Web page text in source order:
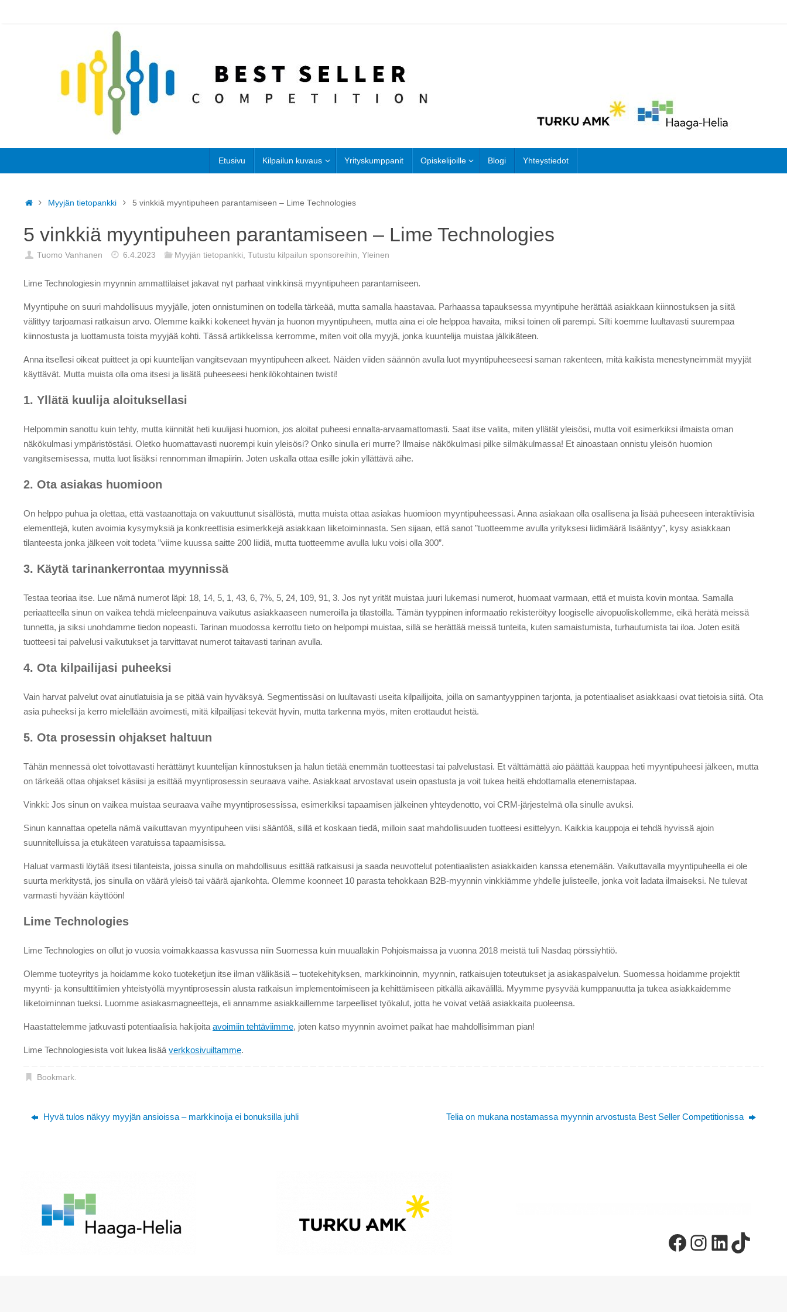
Etusivu Kilpailun kuvaus Yrityskumppanit Opiskelijoille Blogi Yhteystiedot
HomeMyyjän tietopankki 5 vinkkiä myyntipuheen parantamiseen – Lime Technologies
5 vinkkiä myyntipuheen parantamiseen – Lime Technologies
Tuomo Vanhanen 6.4.2023 Myyjän tietopankki, Tutustu kilpailun sponsoreihin, Yleinen
Lime Technologiesin myynnin ammattilaiset jakavat nyt parhaat vinkkinsä myyntipuheen parantamiseen.
Myyntipuhe on suuri mahdollisuus myyjälle, joten onnistuminen on todella tärkeää, mutta samalla haastavaa. Parhaassa tapauksessa myyntipuhe herättää asiakkaan kiinnostuksen ja siitä
välittyy tarjoamasi ratkaisun arvo. Olemme kaikki kokeneet hyvän ja huonon myyntipuheen, mutta aina ei ole helppoa havaita, miksi toinen oli parempi. Silti koemme luultavasti suurempaa
kiinnostusta ja luottamusta toista myyjää kohti. Tässä artikkelissa kerromme, miten voit olla myyjä, jonka kuuntelija muistaa jälkikäteen.
Anna itsellesi oikeat puitteet ja opi kuuntelijan vangitsevaan myyntipuheen alkeet. Näiden viiden säännön avulla luot myyntipuheeseesi saman rakenteen, mitä kaikista menestyneimmät myyjät
käyttävät. Mutta muista olla oma itsesi ja lisätä puheeseesi henkilökohtainen twisti!
1. Yllätä kuulija aloituksellasi
Helpommin sanottu kuin tehty, mutta kiinnität heti kuulijasi huomion, jos aloitat puheesi ennalta-arvaamattomasti. Saat itse valita, miten yllätät yleisösi, mutta voit esimerkiksi ilmaista oman
näkökulmasi ympäristöstäsi. Oletko huomattavasti nuorempi kuin yleisösi? Onko sinulla eri murre? Ilmaise näkökulmasi pilke silmäkulmassa! Et ainoastaan onnistu yleisön huomion
vangitsemisessa, mutta luot lisäksi rennomman ilmapiirin. Joten uskalla ottaa esille jokin yllättävä aihe.
2. Ota asiakas huomioon
On helppo puhua ja olettaa, että vastaanottaja on vakuuttunut sisällöstä, mutta muista ottaa asiakas huomioon myyntipuheessasi. Anna asiakaan olla osallisena ja lisää puheeseen interaktiivisia
elementtejä, kuten avoimia kysymyksiä ja konkreettisia esimerkkejä asiakkaan liiketoiminnasta. Sen sijaan, että sanot ”tuotteemme avulla yrityksesi liidimäärä lisääntyy”, kysy asiakkaan
tilanteesta jonka jälkeen voit todeta ”viime kuussa saitte 200 liidiä, mutta tuotteemme avulla luku voisi olla 300”.
3. Käytä tarinankerrontaa myynnissä
Testaa teoriaa itse. Lue nämä numerot läpi: 18, 14, 5, 1, 43, 6, 7%, 5, 24, 109, 91, 3. Jos nyt yrität muistaa juuri lukemasi numerot, huomaat varmaan, että et muista kovin montaa. Samalla
periaatteella sinun on vaikea tehdä mieleenpainuva vaikutus asiakkaaseen numeroilla ja tilastoilla. Tämän tyyppinen informaatio rekisteröityy loogiselle aivopuoliskollemme, eikä herätä meissä
tunnetta, ja siksi unohdamme tiedon nopeasti. Tarinan muodossa kerrottu tieto on helpompi muistaa, sillä se herättää meissä tunteita, kuten samaistumista, turhautumista tai iloa. Joten esitä
tuotteesi tai palvelusi vaikutukset ja tarvittavat numerot taitavasti tarinan avulla.
4. Ota kilpailijasi puheeksi
Vain harvat palvelut ovat ainutlatuisia ja se pitää vain hyväksyä. Segmentissäsi on luultavasti useita kilpailijoita, joilla on samantyyppinen tarjonta, ja potentiaaliset asiakkaasi ovat tietoisia siitä. Ota
asia puheeksi ja kerro mielellään avoimesti, mitä kilpailijasi tekevät hyvin, mutta tarkenna myös, miten erottaudut heistä.
5. Ota prosessin ohjakset haltuun
Tähän mennessä olet toivottavasti herättänyt kuuntelijan kiinnostuksen ja halun tietää enemmän tuotteestasi tai palvelustasi. Et välttämättä aio päättää kauppaa heti myyntipuheesi jälkeen, mutta
on tärkeää ottaa ohjakset käsiisi ja esittää myyntiprosessin seuraava vaihe. Asiakkaat arvostavat usein opastusta ja voit tukea heitä ehdottamalla etenemistapaa.
Vinkki: Jos sinun on vaikea muistaa seuraava vaihe myyntiprosessissa, esimerkiksi tapaamisen jälkeinen yhteydenotto, voi CRM-järjestelmä olla sinulle avuksi.
Sinun kannattaa opetella nämä vaikuttavan myyntipuheen viisi sääntöä, sillä et koskaan tiedä, milloin saat mahdollisuuden tuotteesi esittelyyn. Kaikkia kauppoja ei tehdä hyvissä ajoin
suunnitelluissa ja etukäteen varatuissa tapaamisissa.
Haluat varmasti löytää itsesi tilanteista, joissa sinulla on mahdollisuus esittää ratkaisusi ja saada neuvottelut potentiaalisten asiakkaiden kanssa etenemään. Vaikuttavalla myyntipuheella ei ole
suurta merkitystä, jos sinulla on väärä yleisö tai väärä ajankohta. Olemme koonneet 10 parasta tehokkaan B2B-myynnin vinkkiämme yhdelle julisteelle, jonka voit ladata ilmaiseksi. Ne tulevat
varmasti hyvään käyttöön!
Lime Technologies
Lime Technologies on ollut jo vuosia voimakkaassa kasvussa niin Suomessa kuin muuallakin Pohjoismaissa ja vuonna 2018 meistä tuli Nasdaq pörssiyhtiö.
Olemme tuoteyritys ja hoidamme koko tuoteketjun itse ilman välikäsiä – tuotekehityksen, markkinoinnin, myynnin, ratkaisujen toteutukset ja asiakaspalvelun. Suomessa hoidamme projektit
myynti- ja konsulttitiimien yhteistyöllä myyntiprosessin alusta ratkaisun implementoimiseen ja kehittämiseen pitkällä aikavälillä. Myymme pysyvää kumppanuutta ja tukea asiakkaidemme
liiketoiminnan tueksi. Luomme asiakasmagneetteja, eli annamme asiakkaillemme tarpeelliset työkalut, jotta he voivat vetää asiakkaita puoleensa.
Haastattelemme jatkuvasti potentiaalisia hakijoita avoimiin tehtäviimme, joten katso myynnin avoimet paikat hae mahdollisimman pian!
Lime Technologiesista voit lukea lisää verkkosivuiltamme.
Bookmark.
Hyvä tulos näkyy myyjän ansioissa – markkinoija ei bonuksilla juhli Telia on mukana nostamassa myynnin arvostusta Best Seller Competitionissa
Facebook
Instagram